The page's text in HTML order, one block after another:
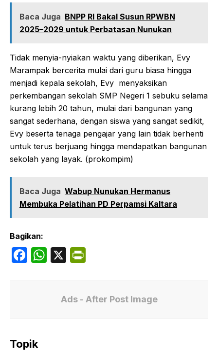
Baca Juga BNPP RI Bakal Susun RPWBN
2025–2029 untuk Perbatasan Nunukan
Tidak menyia-nyiakan waktu yang diberikan, Evy
Marampak bercerita mulai dari guru biasa hingga
menjadi kepala sekolah, Evy menyaksikan
perkembangan sekolah SMP Negeri 1 sebuku selama
kurang lebih 20 tahun, mulai dari bangunan yang
sangat sederhana, dengan siswa yang sangat sedikit,
Evy beserta tenaga pengajar yang lain tidak berhenti
untuk terus berjuang hingga mendapatkan bangunan
sekolah yang layak. (prokompim)
Baca Juga Wabup Nunukan Hermanus
Membuka Pelatihan PD Perpamsi Kaltara
Bagikan:
F
o
W X
Fr
Ads - After Post Image
Topik